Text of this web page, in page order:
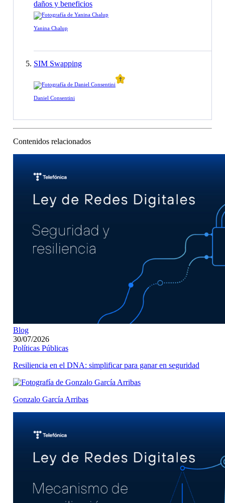
daños y beneficios
Yanina Chalup
SIM Swapping
Daniel Consentini
Contenidos relacionados
Blog
30/07/2026
Políticas Públicas
Resiliencia en el DNA: simplificar para ganar en seguridad
Gonzalo García Arribas